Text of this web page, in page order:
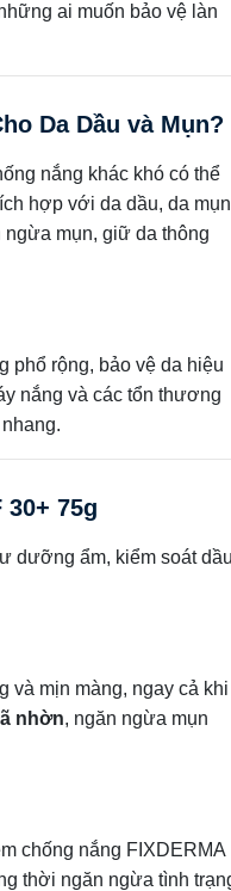
ai muốn bảo vệ làn
Da Dầu và Mụn?
nắng khác khó có thể
hợp với da dầu, da mụn
ngừa mụn, giữ da thông
phổ rộng, bảo vệ da hiệu
nắng và các tổn thương
30+ 75g
dưỡng ẩm, kiểm soát dầu
và mịn màng, ngay cả khi
nhờn, ngăn ngừa mụn
chống nắng FIXDERMA
thời ngăn ngừa tình